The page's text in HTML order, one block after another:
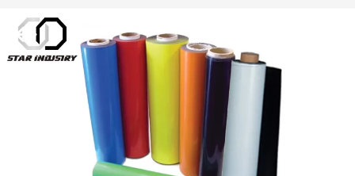
ПРОДУКТЫ
magnetsassembly.com.
Rights